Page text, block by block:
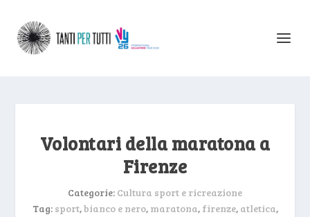
Volontari della maratona a
Firenze
Categorie: Cultura sport e ricreazione
Tag: sport,bianco e nero, maratona, firenze, atletica,